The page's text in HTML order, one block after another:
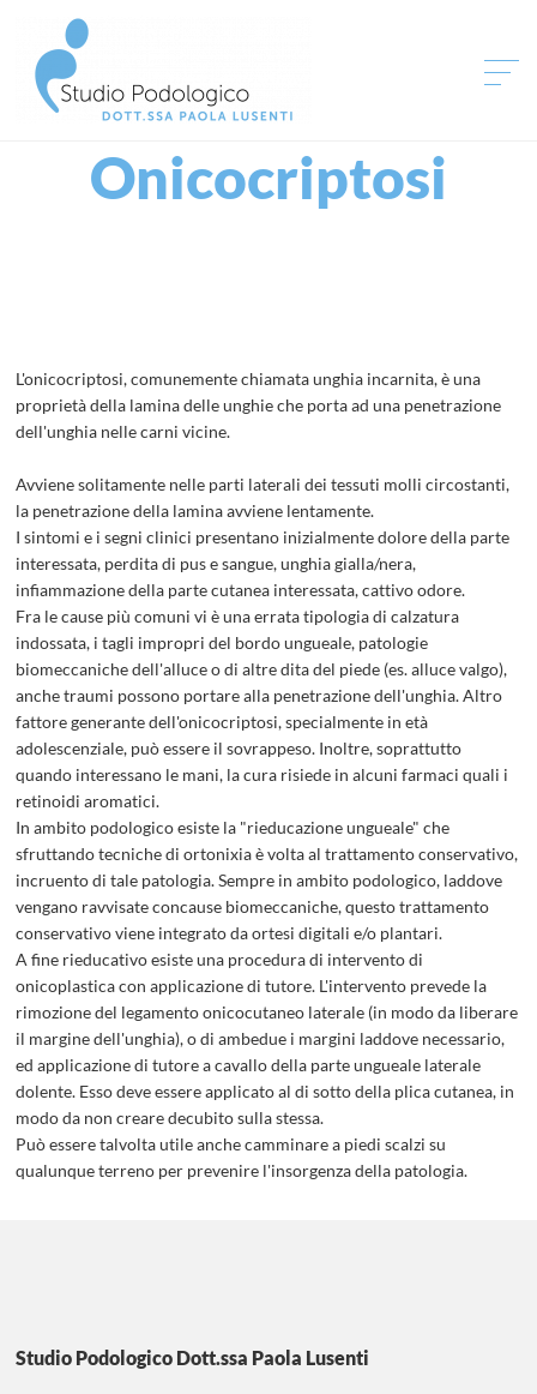
HOME
LO STUDIO
NORME IGIENICHE
CONTATTI
Onicocriptosi
L'onicocriptosi, comunemente chiamata unghia incarnita, è una
proprietà della lamina delle unghie che porta ad una penetrazione
dell'unghia nelle carni vicine.
Avviene solitamente nelle parti laterali dei tessuti molli circostanti,
la penetrazione della lamina avviene lentamente.
I sintomi e i segni clinici presentano inizialmente dolore della parte
interessata, perdita di pus e sangue, unghia gialla/nera,
infiammazione della parte cutanea interessata, cattivo odore.
Fra le cause più comuni vi è una errata tipologia di calzatura
indossata, i tagli impropri del bordo ungueale, patologie
biomeccaniche dell'alluce o di altre dita del piede (es. alluce valgo),
anche traumi possono portare alla penetrazione dell'unghia. Altro
fattore generante dell'onicocriptosi, specialmente in età
adolescenziale, può essere il sovrappeso. Inoltre, soprattutto
quando interessano le mani, la cura risiede in alcuni farmaci quali i
retinoidi aromatici.
In ambito podologico esiste la "rieducazione ungueale" che
sfruttando tecniche di ortonixia è volta al trattamento conservativo,
incruento di tale patologia. Sempre in ambito podologico, laddove
vengano ravvisate concause biomeccaniche, questo trattamento
conservativo viene integrato da ortesi digitali e/o plantari.
A fine rieducativo esiste una procedura di intervento di
onicoplastica con applicazione di tutore. L'intervento prevede la
rimozione del legamento onicocutaneo laterale (in modo da liberare
il margine dell'unghia), o di ambedue i margini laddove necessario,
ed applicazione di tutore a cavallo della parte ungueale laterale
dolente. Esso deve essere applicato al di sotto della plica cutanea, in
modo da non creare decubito sulla stessa.
Può essere talvolta utile anche camminare a piedi scalzi su
qualunque terreno per prevenire l'insorgenza della patologia.
Studio Podologico Dott.ssa Paola Lusenti